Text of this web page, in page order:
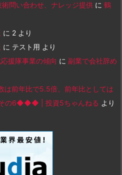
術問い合わせ、ナレッジ提供 に 鶴
に 2 より
に テスト用 より
援隊事業の傾向 に 副業で会社辞め
は前年比で5.5倍、前年比としては
の6◆◆◆ | 投資5ちゃんねる より